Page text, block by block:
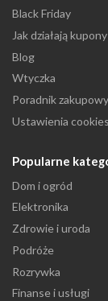
Black Friday
Jak działają
Blog
Wtyczka
Poradnik zakupowy
Ustawienia cookies
Popularne
Dom i ogród
Elektronika
Zdrowie i uroda
Podróże
Rozrywka
Finanse i usługi